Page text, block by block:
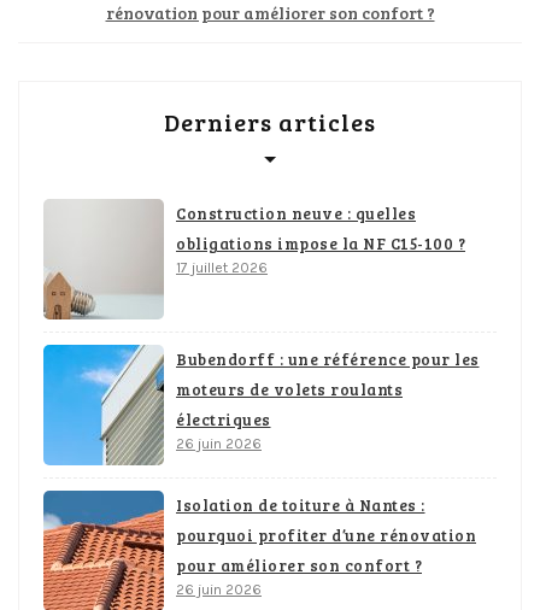
rénovation pour améliorer son confort ?
Derniers articles
Construction neuve : quelles
obligations impose la NF C15-100 ?
17 juillet 2026
Bubendorff : une référence pour les
moteurs de volets roulants
électriques
26 juin 2026
Isolation de toiture à Nantes :
pourquoi profiter d’une rénovation
pour améliorer son confort ?
26 juin 2026